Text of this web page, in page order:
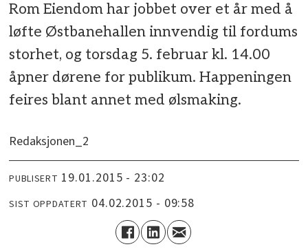
Rom Eiendom har jobbet over et år med å
løfte Østbanehallen innvendig til fordums
storhet, og torsdag 5. februar kl. 14.00
åpner dørene for publikum. Happeningen
feires blant annet med ølsmaking.
Redaksjonen_2
PUBLISERT 19.01.2015 - 23:02
SIST OPPDATERT 04.02.2015 - 09:58